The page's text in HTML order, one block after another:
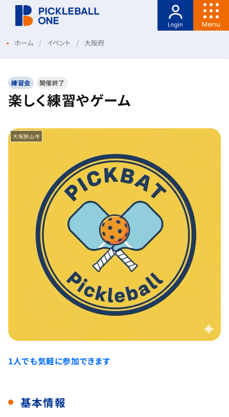
Menu
Login
ホーム イベント 大阪府
練習会 開催終了
楽しく練習やゲーム
大阪狭山市
1人でも気軽に参加できます
基本情報